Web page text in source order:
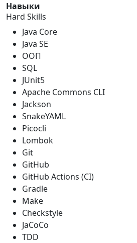
Навыки
Hard Skills
Java Core
Java SE
ООП
SQL
JUnit5
Apache Commons CLI
Jackson
SnakeYAML
Picocli
Lombok
Git
GitHub
GitHub Actions (CI)
Gradle
Make
Checkstyle
JaCoCo
TDD